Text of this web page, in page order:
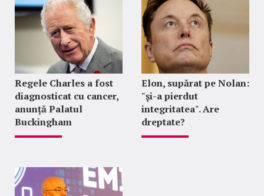
Regele Charles a fost
diagnosticat cu cancer,
anunță Palatul
Buckingham
Elon, supărat pe Nolan:
"şi-a pierdut
integritatea". Are
dreptate?